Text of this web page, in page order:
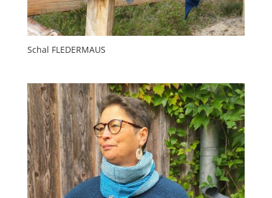
Schal FLEDERMAUS